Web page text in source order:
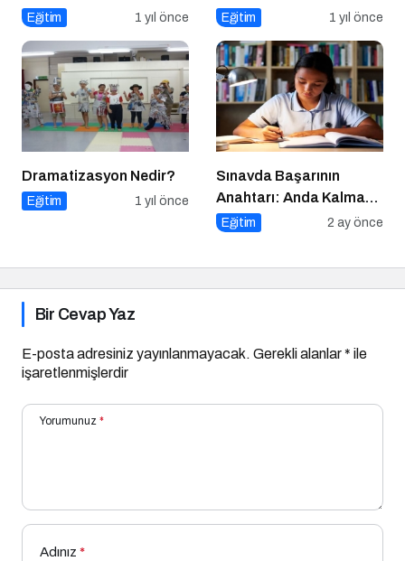
Kariyer Olanakları ve
Eğitim 1 yıl önce
Dijital Markalaşma
Eğitim 1 yıl önce
Dramatizasyon Nedir?
Eğitim 1 yıl önce
Sınavda Başarının
Anahtarı: Anda Kalmak
ve Duygu Yönetimi
Eğitim 2 ay önce
Bir Cevap Yaz
E-posta adresiniz yayınlanmayacak. Gerekli alanlar* ile
işaretlenmişlerdir
Yorumunuz *
Adınız *